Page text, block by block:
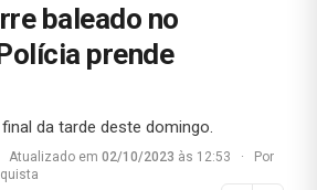
baleado no
prende
da tarde deste domingo.
Atualizado em 02/10/2023 às 12:53 ·
Por